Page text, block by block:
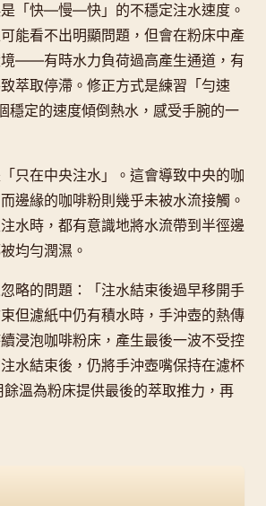
「快—慢—快」的不穩定注水速度。
能看不出明顯問題，但會在粉床中產
——有時水力負荷過高產生通道，有
萃取停滯。修正方式是練習「勻速
穩定的速度傾倒熱水，感受手腕的一
只在中央注水」。這會導致中央的咖
邊緣的咖啡粉則幾乎未被水流接觸。
水時，都有意識地將水流帶到半徑邊
均勻潤濕。
略的問題：「注水結束後過早移開手
但濾紙中仍有積水時，手沖壺的熱傳
浸泡咖啡粉床，產生最後一波不受控
水結束後，仍將手沖壺嘴保持在濾杯
溫為粉床提供最後的萃取推力，再